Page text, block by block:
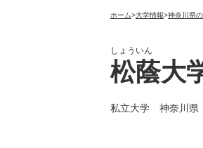
ホーム>大学情報>神奈川県
しょういん
松蔭大
私立大学 神奈川県